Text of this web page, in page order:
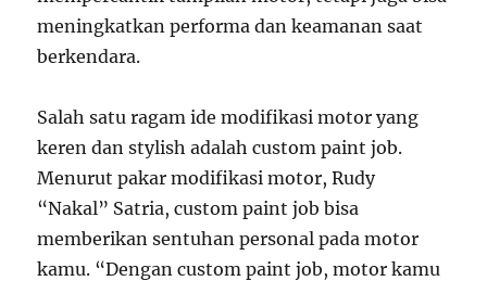
meningkatkan performa dan keamanan saat
berkendara.
Salah satu ragam ide modifikasi motor yang
keren dan stylish adalah custom paint job.
Menurut pakar modifikasi motor, Rudy
“Nakal” Satria, custom paint job bisa
memberikan sentuhan personal pada motor
kamu. “Dengan custom paint job, motor kamu